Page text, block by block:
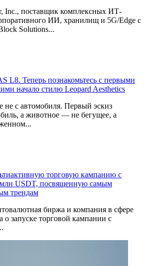
Inc., поставщик комплексных ИТ-
ИИ, хранилищ и 5G/Edge с
Solutions...
L8. Теперь познакомьтесь с первыми
начало стилю Leopard Aesthetics
не с автомобиля. Первый эскиз
а животное — не бегущее, а
торговую кампанию с
USDT, посвященную самым
трендам
биржа и компания в сфере
запуске торговой кампании с